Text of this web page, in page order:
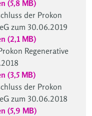
(5,8 MB)
der Prokon
zum 30.06.2019
(2,1 MB)
Regenerative
(3,5 MB)
der Prokon
zum 30.06.2018
(5,9 MB)